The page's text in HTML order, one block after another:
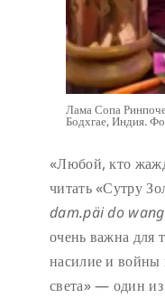
Лама Сопа
Бодхгае, Индия.
«Любой, кто
читать «Сутру
dam.päi do
очень важна для
насилие и войны
света» — один